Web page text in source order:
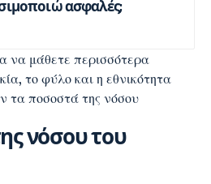
ασφαλές;
να μάθετε περισσότερα
το φύλο και η εθνικότητα
τα ποσοστά της νόσου
νόσου του